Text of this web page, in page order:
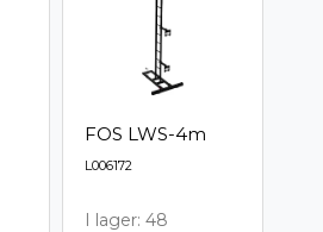
FOS LWS-4m
L006172
I lager: 48